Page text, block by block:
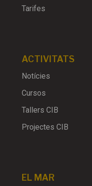
Tarifes
ACTIVITATS
Notícies
Cursos
Tallers CIB
Projectes CIB
EL MAR